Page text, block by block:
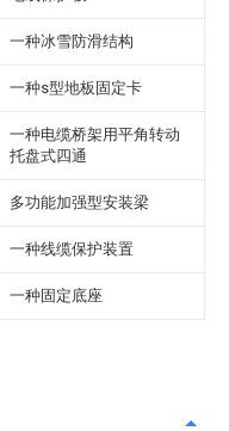
一种冰雪防滑结构
一种s型地板固定卡
一种电缆桥架用平角转动
托盘式四通
多功能加强型安装梁
一种线缆保护装置
一种固定底座